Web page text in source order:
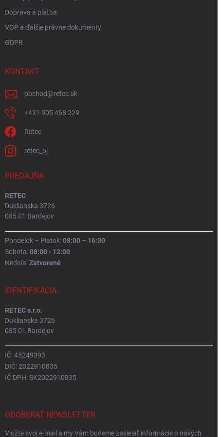
Doprava a platba
VOP a ďalšie právne dokumenty
GDPR
KONTAKT
obchod@retec.sk
+421 905 468 229
Retec
retec_bj
PREDAJŇA
RETEC
Duklianska 3726
085 01 Bardejov
Pondelok – Piatok:08:00 – 16:30
Sobota:08:00 - 12:00
Nedeľa:Zatvorené
IDENTIFIKÁCIA
RETEC s.r.o.
Duklianska 3726
085 01 Bardejov
IČ: 45249393
DIČ: 2022910835
IČ DPH: SK2022910835
ODOBERAŤ NEWSLETTER
Vložte svoj e-mail a my Vám budeme zasielať informácie o nových